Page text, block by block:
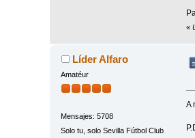
«
Líder Alfaro
Amatéur
Mensajes: 5708
Solo tu, solo Sevilla Fútbol Club
A